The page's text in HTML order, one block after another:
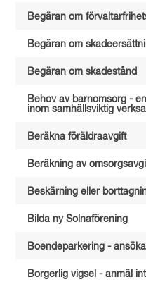
Begäran om
Begäran om
Begäran om skadestånd
Behov av barnomsorg -
inom samhällsviktig
Beräkna föräldraavgift
Beräkning av
Beskärning eller
Bilda ny Solnaförening
Boendeparkering -
Borgerlig vigsel - anmäl